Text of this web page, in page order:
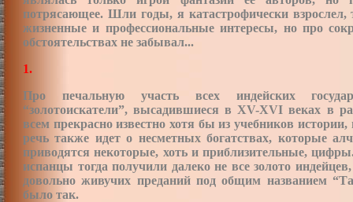
потрясающее. Шли годы, я катастрофически
жизненные и профессиональные интересы, но про
обстоятельствах не забывал...
1.
Про печальную участь всех индейских
“золотоискатели”, высадившиеся в XV-XVI веках в
всем прекрасно известно хотя бы из учебников
речь также идет о несметных богатствах, которые
приводятся некоторые, хоть и приблизительные,
испанцы тогда получили далеко не все золото
довольно живучих преданий под общим названием
было так.